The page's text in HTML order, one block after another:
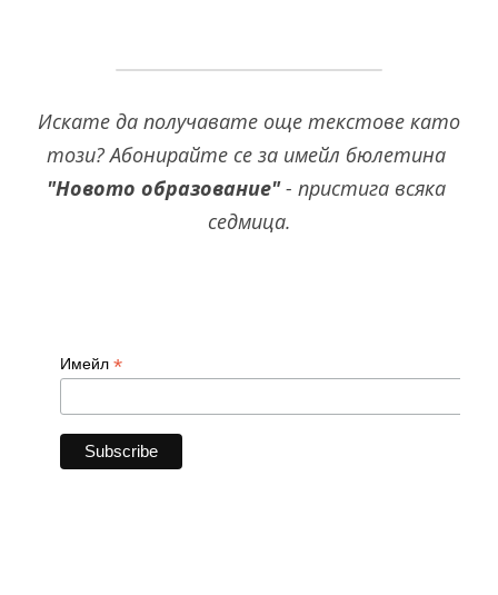
Искате да получавате още текстове като
този?
"Новото образование" - пристига всяка
седмица.